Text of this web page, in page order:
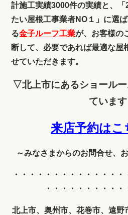
計施工実績3000件の実績と、
たい屋根工事業者NO１」に選
る金子ルーフ工業が、お客様の
断して、必要であれば最適な屋
せていただきます。
▽北上市にあるショール
ています
来店予約はこ
～みなさまからのお問合せ、
・・・・・・・・・・・・
・
・・・・・・・・・・
北上市、奥州市、花巻市、遠野